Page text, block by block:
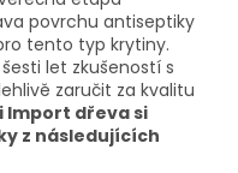
povrchu antiseptiky
tento typ krytiny.
let zkušeností s
zaručit za kvalitu
Import dřeva si
z následujících